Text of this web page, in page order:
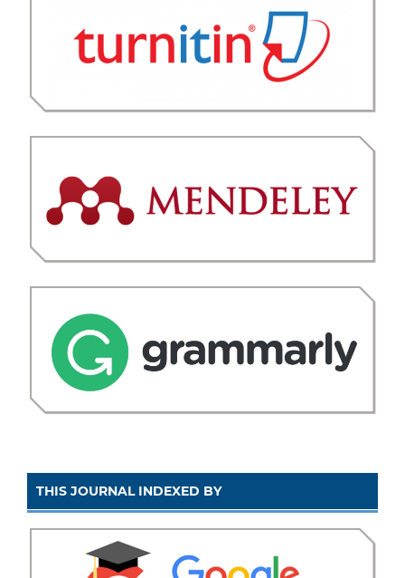
THIS JOURNAL INDEXED BY